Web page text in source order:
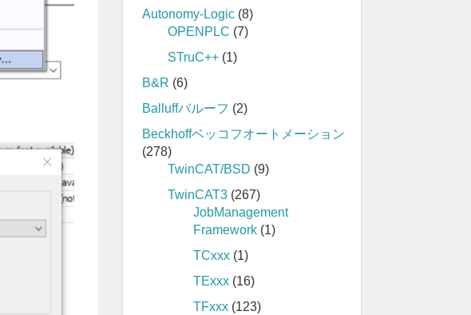
Autonomy-Logic (8)
OPENPLC (7)
STruC++ (1)
B&R (6)
Balluffバルーフ (2)
Beckhoffベッコフオートメーション
(278)
TwinCAT/BSD (9)
TwinCAT3 (267)
JobManagement
Framework (1)
TCxxx (1)
TExxx (16)
TFxxx (123)